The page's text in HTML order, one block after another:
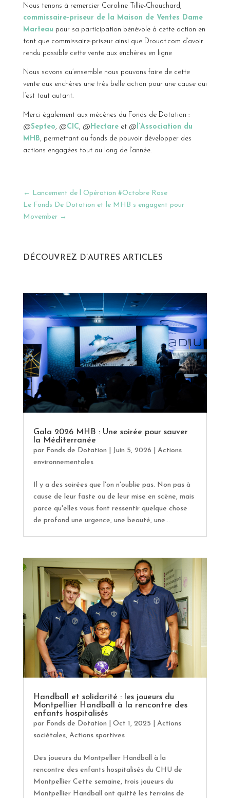
Nous tenons à remercier Caroline Tillie-Chauchard,
commissaire-priseur de la Maison de Ventes Dame
Marteau pour sa participation bénévole à cette action en
tant que commissaire-priseur ainsi que Drouot.com d’avoir
rendu possible cette vente aux enchères en ligne
Nous savons qu’ensemble nous pouvons faire de cette
vente aux enchères une très belle action pour une cause qui
l’est tout autant.
Merci également aux mécènes du Fonds de Dotation :
@Septeo, @CIC, @Hectareet @l’Association du
MHB, permettant au fonds de pouvoir développer des
actions engagées tout au long de l’année.
← Lancement de l Opération #Octobre Rose
Le Fonds De Dotation et le MHB s engagent pour
Movember→
DÉCOUVREZ D’AUTRES ARTICLES
Gala 2026 MHB : Une soirée pour sauver
la Méditerranée
par Fonds de Dotation Juin 5, 2026
Actions
environnementales
Il y a des soirées que l'on n'oublie pas. Non pas à
cause de leur faste ou de leur mise en scène, mais
parce qu'elles vous font ressentir quelque chose
de profond une urgence, une beauté, une...
Handball et solidarité : les joueurs du
Montpellier Handball à la rencontre des
enfants hospitalisés
par Fonds de Dotation Oct 1, 2025
Actions
sociétales, Actions sportives
Des joueurs du Montpellier Handball à la
rencontre des enfants hospitalisés du CHU de
Montpellier Cette semaine, trois joueurs du
Montpellier Handball ont quitté les terrains de